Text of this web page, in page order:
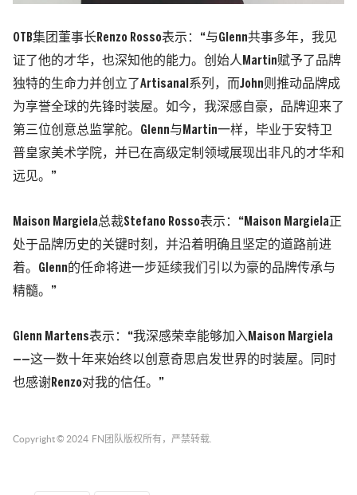
OTB集团董事长Renzo Rosso表示：“与Glenn共事多年，我见
证了他的才华，也深知他的能力。创始人Martin赋予了品牌
独特的生命力并创立了Artisanal系列，而John则推动品牌成
为享誉全球的先锋时装屋。如今，我深感自豪，品牌迎来了
第三位创意总监掌舵。Glenn与Martin一样，毕业于安特卫
普皇家美术学院，并已在高级定制领域展现出非凡的才华和
远见。”
Maison Margiela总裁Stefano Rosso表示：“Maison Margiela正
处于品牌历史的关键时刻，并沿着明确且坚定的道路前进
着。Glenn的任命将进一步延续我们引以为豪的品牌传承与
精髓。”
Glenn Martens表示：“我深感荣幸能够加入Maison Margiela
——这一数十年来始终以创意奇思启发世界的时装屋。同时
也感谢Renzo对我的信任。”
Copyright © 2024 FN团队 版权所有，严禁转载.